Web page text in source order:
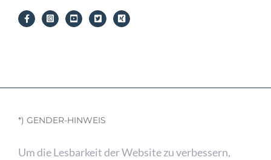
*) GENDER-HINWEIS
Um die Lesbarkeit der Website zu verbessern,